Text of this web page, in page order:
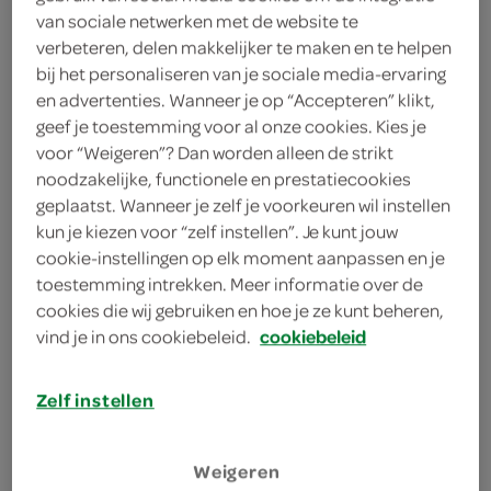
125 gram cherry-/kerstomaatjes
2 eetlepels olijfolie
2 eieren
250 milliliter melk
200 gram bloem
1 sjalot
4 sprieten bieslook
van sociale netwerken met de website te
verbeteren, delen makkelijker te maken en te helpen
bij het personaliseren van je sociale media-ervaring
en advertenties. Wanneer je op “Accepteren” klikt,
geef je toestemming voor al onze cookies. Kies je
voor “Weigeren”? Dan worden alleen de strikt
noodzakelijke, functionele en prestatiecookies
geplaatst. Wanneer je zelf je voorkeuren wil instellen
kun je kiezen voor “zelf instellen”. Je kunt jouw
cookie-instellingen op elk moment aanpassen en je
toestemming intrekken. Meer informatie over de
cookies die wij gebruiken en hoe je ze kunt beheren,
vind je in ons cookiebeleid. cookiebeleid
Zelf instellen
Weigeren